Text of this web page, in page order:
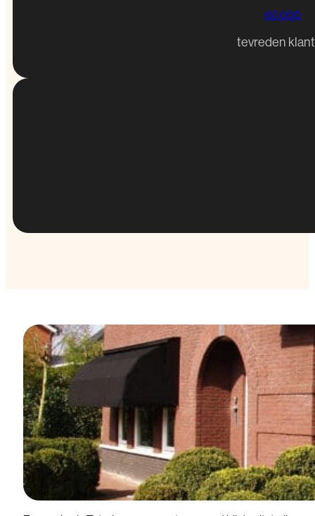
60.000
tevreden